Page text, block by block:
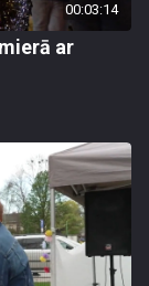
00:03:14
ar